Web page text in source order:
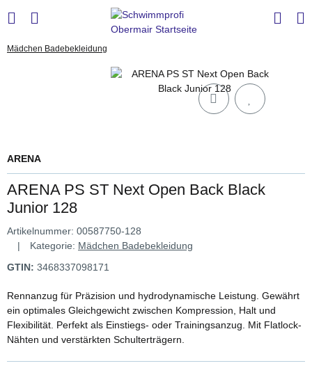
Mädchen Badebekleidung
ARENA
ARENA PS ST Next Open Back Black
Junior 128
Artikelnummer: 00587750-128
Kategorie: Mädchen Badebekleidung
GTIN: 3468337098171
Rennanzug für Präzision und hydrodynamische Leistung. Gewährt
ein optimales Gleichgewicht zwischen Kompression, Halt und
Flexibilität. Perfekt als Einstiegs- oder Trainingsanzug. Mit Flatlock-
Nähten und verstärkten Schulterträgern.